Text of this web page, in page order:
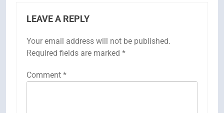
LEAVE A REPLY
Your email address will not be published.
Required fields are marked *
Comment *